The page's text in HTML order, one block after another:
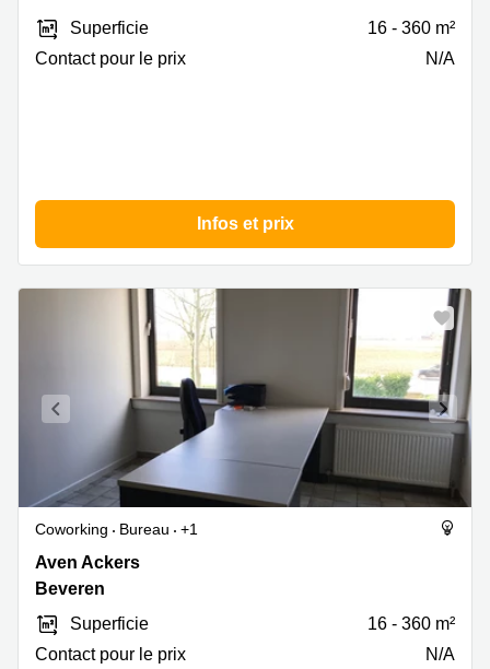
BeverenSuperficie
16 - 360 m²
Contact pour le prix
N/A
Infos et prix
Coworking Bureau
+1
Aven
Ackers
Beveren
Aven Ackers
Beveren
Superficie
16 - 360 m²
Contact pour le prix
N/A